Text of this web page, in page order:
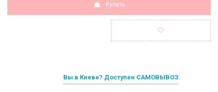
Купить
Вы в Киеве? Доступен САМОВЫВОЗ